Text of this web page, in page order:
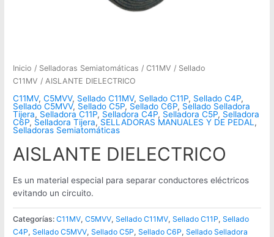
Inicio / Selladoras Semiatomáticas /C11MV / Sellado
C11MV / AISLANTE DIELECTRICO
C11MV,C5MVV, Sellado C11MV, Sellado C11P, Sellado C4P,
Sellado C5MVV, Sellado C5P, Sellado C6P, Sellado Selladora
Tijera, Selladora C11P, Selladora C4P, Selladora C5P, Selladora
C6P, Selladora Tijera, SELLADORAS MANUALES Y DE PEDAL ,
Selladoras Semiatomáticas
AISLANTE DIELECTRICO
Es un material especial para separar conductores eléctricos
evitando un circuito.
Categorías:C11MV,C5MVV,Sellado C11MV,Sellado C11P,Sellado
C4P,Sellado C5MVV,Sellado C5P,Sellado C6P,Sellado Selladora